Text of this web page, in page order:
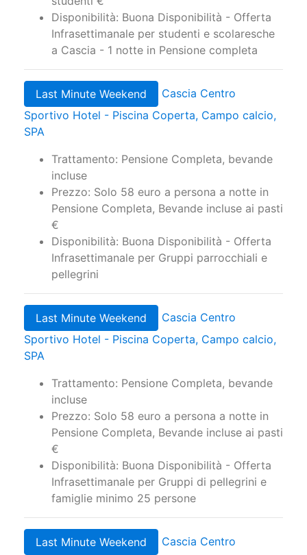
Disponibilità: Buona Disponibilità - Offerta
Infrasettimanale per studenti e scolaresche
a Cascia - 1 notte in Pensione completa
Last Minute Weekend
Cascia Centro
Sportivo Hotel - Piscina Coperta, Campo calcio,
SPA
Trattamento: Pensione Completa, bevande
incluse
Prezzo: Solo 58 euro a persona a notte in
Pensione Completa, Bevande incluse ai pasti
€
Disponibilità: Buona Disponibilità - Offerta
Infrasettimanale per Gruppi parrocchiali e
pellegrini
Last Minute Weekend
Cascia Centro
Sportivo Hotel - Piscina Coperta, Campo calcio,
SPA
Trattamento: Pensione Completa, bevande
incluse
Prezzo: Solo 58 euro a persona a notte in
Pensione Completa, Bevande incluse ai pasti
€
Disponibilità: Buona Disponibilità - Offerta
Infrasettimanale per Gruppi di pellegrini e
famiglie minimo 25 persone
Last Minute Weekend Cascia Centro